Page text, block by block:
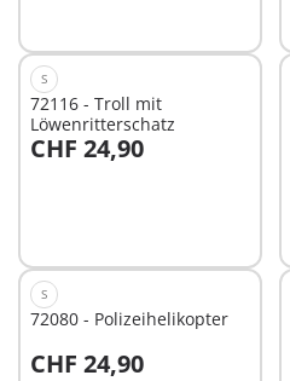
S
72116 - Troll mit
Löwenritterschatz
CHF 24,90
S
72080 - Polizeihelikopter
CHF 24,90